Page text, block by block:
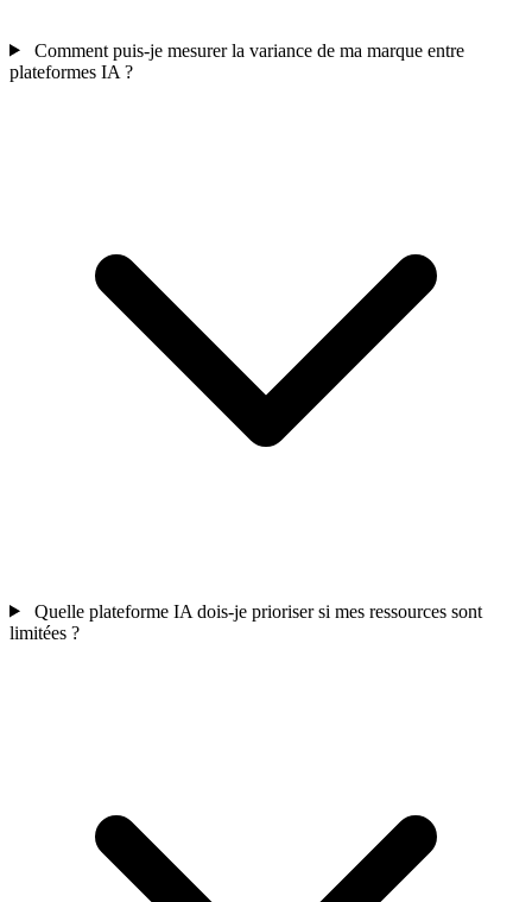
Comment puis-je mesurer la variance de ma marque entre
plateformes IA ?
Quelle plateforme IA dois-je prioriser si mes ressources sont
limitées ?